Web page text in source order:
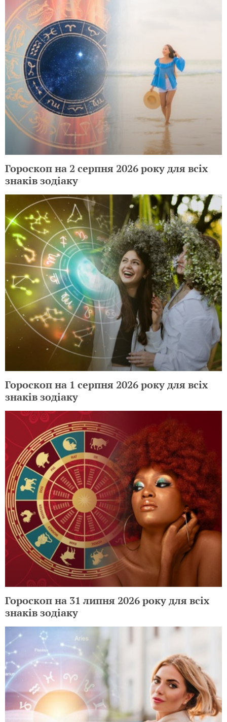
Гороскоп на 2 серпня 2026 року для всіх
знаків зодіаку
Гороскоп на 1 серпня 2026 року для всіх
знаків зодіаку
Гороскоп на 31 липня 2026 року для всіх
знаків зодіаку